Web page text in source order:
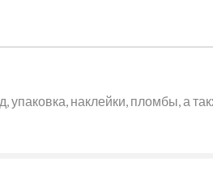
упаковка, наклейки, пломбы, а